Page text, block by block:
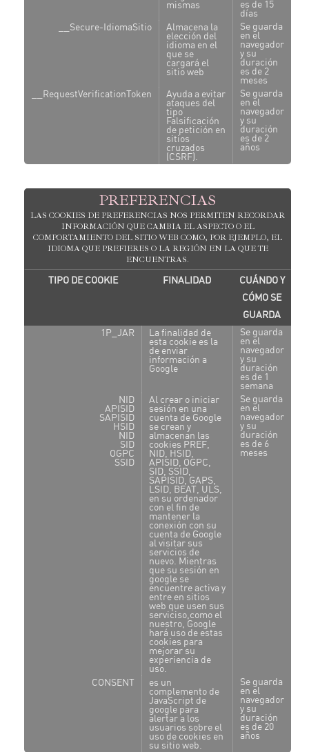
mismas es de 15
días
__Secure-IdiomaSitio
Almacena la
elección del
idioma en el
que se
cargará el
sitio web
Se guarda
en el
navegador
y su
duración
es de 2
meses
__RequestVerificationToken
Ayuda a evitar
ataques del
tipo
Falsificación
de petición en
sitios
cruzados
(CSRF).
Se guarda
en el
navegador
y su
duración
es de 2
años
PREFERENCIAS
LAS COOKIES DE PREFERENCIAS NOS PERMITEN RECORDAR
INFORMACIÓN QUE CAMBIA EL ASPECTO O EL
COMPORTAMIENTO DEL SITIO WEB COMO, POR EJEMPLO, EL
IDIOMA QUE PREFIERES O LA REGIÓN EN LA QUE TE
ENCUENTRAS.
TIPO DE COOKIE FINALIDAD
CUÁNDO Y
CÓMO SE
GUARDA
1P_JAR
La finalidad de
esta cookie es la
de enviar
información a
Google
Se guarda
en el
navegador
y su
duración
es de 1
semana
NID
APISID
SAPISID
HSID
NID
SID
OGPC
SSID
Al crear o iniciar
sesión en una
cuenta de Google
se crean y
almacenan las
cookies PREF,
NID, HSID,
APISID, OGPC,
SID, SSID,
SAPISID, GAPS,
LSID, BEAT, ULS,
en su ordenador
con el fin de
mantener la
conexión con su
cuenta de Google
al visitar sus
servicios de
nuevo. Mientras
que su sesión en
google se
encuentre activa y
entre en sitios
web que usen sus
serviciso,como el
nuestro, Google
hará uso de estas
cookies para
mejorar su
experiencia de
uso.
Se guarda
en el
navegador
y su
duración
es de 6
meses
CONSENT es un
complemento de
JavaScript de
google para
alertar a los
usuarios sobre el
uso de cookies en
su sitio web.
Se guarda
en el
navegador
y su
duración
es de 20
años